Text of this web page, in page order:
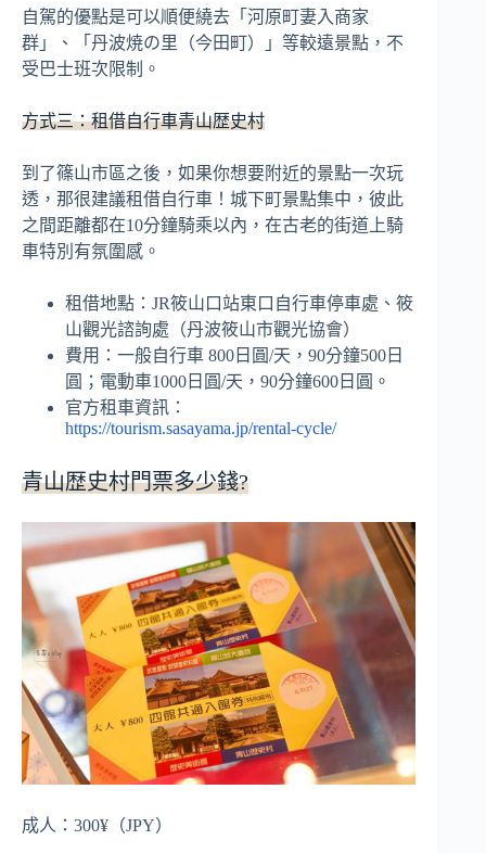
自駕的優點是可以順便繞去「河原町妻入商家
群」、「丹波焼の里（今田町）」等較遠景點，不
受巴士班次限制。
方式三：租借自行車青山歴史村
到了篠山市區之後，如果你想要附近的景點一次玩
透，那很建議租借自行車！城下町景點集中，彼此
之間距離都在10分鐘騎乘以內，在古老的街道上騎
車特別有氛圍感。
租借地點：JR筱山口站東口自行車停車處、筱
山觀光諮詢處（丹波筱山市觀光協會）
費用：一般自行車 800日圓/天，90分鐘500日
圓；電動車1000日圓/天，90分鐘600日圓。
官方租車資訊：
https://tourism.sasayama.jp/rental-cycle/
青山歴史村門票多少錢?
成人：300¥（JPY）